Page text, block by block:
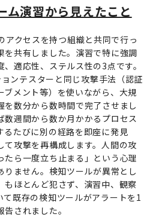
演習から見えたこと
クセスを持つ組織と共同で行っ
を共有しました。演習で特に強調
適応性、ステルス性の3点です。
ンテスターと同じ攻撃手法（認証
ブメント等）を使いながら、大規
数分から数時間で完了させまし
数週間から数か月かかるプロセス
るたびに別の経路を即座に発見
て攻撃を再構成します。人間の攻
たら一度立ち止まる」という心理
ません。検知ツールが異常とし
もほとんど犯さず、演習中、観察
て既存の検知ツールがアラートを1
されました。